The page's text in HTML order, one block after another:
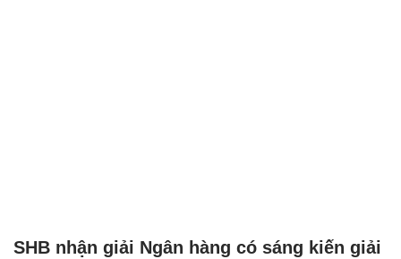
SHB nhận giải Ngân hàng có sáng kiến giải